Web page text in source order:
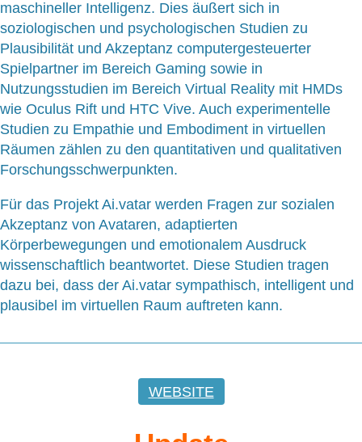
maschineller Intelligenz. Dies äußert sich in
soziologischen und psychologischen Studien zu
Plausibilität und Akzeptanz computergesteuerter
Spielpartner im Bereich Gaming sowie in
Nutzungsstudien im Bereich Virtual Reality mit HMDs
wie Oculus Rift und HTC Vive. Auch experimentelle
Studien zu Empathie und Embodiment in virtuellen
Räumen zählen zu den quantitativen und qualitativen
Forschungsschwerpunkten.
Für das Projekt Ai.vatar werden Fragen zur sozialen
Akzeptanz von Avataren, adaptierten
Körperbewegungen und emotionalem Ausdruck
wissenschaftlich beantwortet. Diese Studien tragen
dazu bei, dass der Ai.vatar sympathisch, intelligent und
plausibel im virtuellen Raum auftreten kann.
WEBSITE